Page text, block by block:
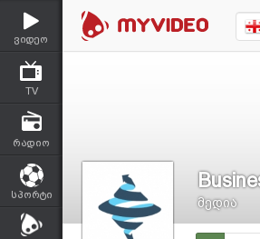
ვიდეო
TV
რადიო
სპორტი
მედია